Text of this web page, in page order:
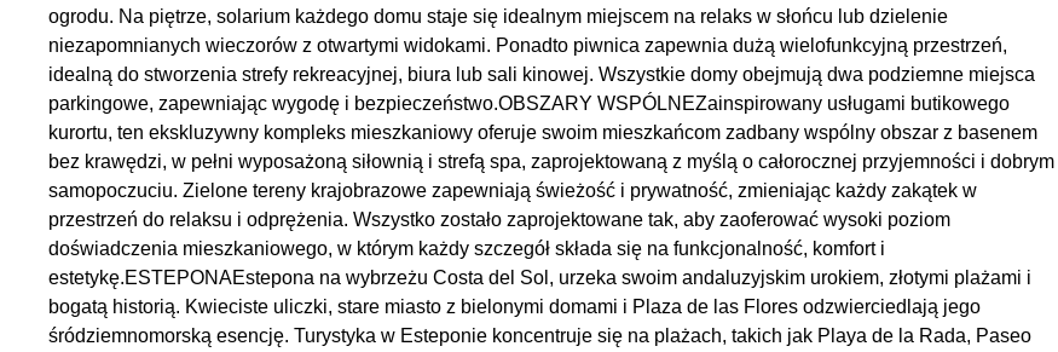
ogrodu. Na piętrze, solarium każdego domu staje się idealnym miejscem na relaks w słońcu lub dzielenie
niezapomnianych wieczorów z otwartymi widokami. Ponadto piwnica zapewnia dużą wielofunkcyjną przestrzeń,
idealną do stworzenia strefy rekreacyjnej, biura lub sali kinowej. Wszystkie domy obejmują dwa podziemne miejsca
parkingowe, zapewniając wygodę i bezpieczeństwo.OBSZARY WSPÓLNEZainspirowany usługami butikowego
kurortu, ten ekskluzywny kompleks mieszkaniowy oferuje swoim mieszkańcom zadbany wspólny obszar z basenem
bez krawędzi, w pełni wyposażoną siłownią i strefą spa, zaprojektowaną z myślą o całorocznej przyjemności i dobrym
samopoczuciu. Zielone tereny krajobrazowe zapewniają świeżość i prywatność, zmieniając każdy zakątek w
przestrzeń do relaksu i odprężenia. Wszystko zostało zaprojektowane tak, aby zaoferować wysoki poziom
doświadczenia mieszkaniowego, w którym każdy szczegół składa się na funkcjonalność, komfort i
estetykę.ESTEPONAEstepona na wybrzeżu Costa del Sol, urzeka swoim andaluzyjskim urokiem, złotymi plażami i
bogatą historią. Kwieciste uliczki, stare miasto z bielonymi domami i Plaza de las Flores odzwierciedlają jego
śródziemnomorską esencję. Turystyka w Esteponie koncentruje się na plażach, takich jak Playa de la Rada, Paseo